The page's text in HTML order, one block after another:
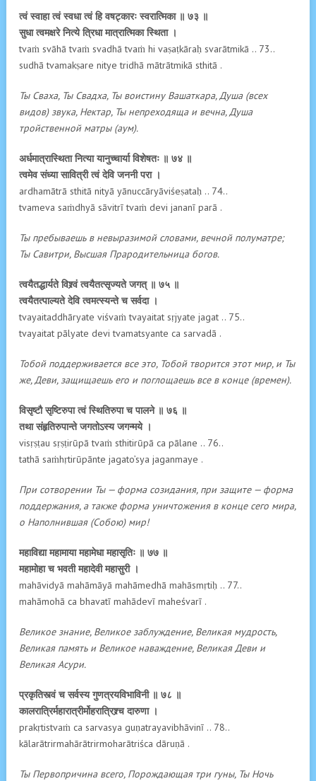
त्वं स्वाहा त्वं स्वधा त्वं हि वषट्कारः स्वरात्मिका ॥ ७३ ॥
सुधा त्वमक्षरे नित्ये त्रिधा मात्रात्मिका स्थिता ।
tvaṁ svāhā tvaṁ svadhā tvaṁ hi vaṣaṭkāraḥ svarātmikā .. 73..
sudhā tvamakṣare nitye tridhā mātrātmikā sthitā .
Ты Сваха, Ты Свадха, Ты воистину Вашаткара, Душа (всех
видов) звука, Нектар, Ты непреходяща и вечна, Душа
тройственной матры (аум).
अर्धमात्रास्थिता नित्या यानुच्चार्या विशेषतः ॥ ७४ ॥
त्वमेव संध्या सावित्री त्वं देवि जननी परा ।
ardhamātrā sthitā nityā yānuccāryāviśeṣataḥ .. 74..
tvameva saṁdhyā sāvitrī tvaṁ devi jananī parā .
Ты пребываешь в невыразимой словами, вечной полуматре;
Ты Савитри, Высшая Прародительница богов.
त्वयैतद्धार्यते विश्र्वं त्वयैतत्सृज्यते जगत् ॥ ७५ ॥
त्वयैतत्पाल्यते देवि त्वमत्स्यन्ते च सर्वदा ।
tvayaitaddhāryate viśvaṁ tvayaitat sṛjyate jagat .. 75..
tvayaitat pālyate devi tvamatsyante ca sarvadā .
Тобой поддерживается все это, Тобой творится этот мир, и Ты
же, Деви, защищаешь его и поглощаешь все в конце (времен).
विसृष्टौ सृष्टिरुपा त्वं स्थितिरुपा च पालने ॥ ७६ ॥
तथा संहृतिरुपान्ते जगतोऽस्य जगन्मये ।
visṛṣṭau sṛṣṭirūpā tvaṁ sthitirūpā ca pālane .. 76..
tathā saṁhṛtirūpānte jagato’sya jaganmaye .
При сотворении Ты — форма созидания, при защите — форма
поддержания, а также форма уничтожения в конце сего мира,
о Наполнившая (Собою) мир!
महाविद्या महामाया महामेधा महासृतिः ॥ ७७ ॥
महामोहा च भवती महादेवी महासुरी ।
mahāvidyā mahāmāyā mahāmedhā mahāsmṛtiḥ .. 77..
mahāmohā ca bhavatī mahādevī maheśvarī .
Великое знание, Великое заблуждение, Великая мудрость,
Великая память и Великое наваждение, Великая Деви и
Великая Асури.
प्रकृतिस्त्वं च सर्वस्य गुणत्रयविभाविनी ॥ ७८ ॥
कालरात्रिर्महारात्रीर्मोहरात्रिश्र्च दारुणा ।
prakṛtistvaṁ ca sarvasya guṇatrayavibhāvinī .. 78..
kālarātrirmahārātrirmoharātriśca dāruṇā .
Ты Первопричина всего, Порождающая три гуны, Ты Ночь